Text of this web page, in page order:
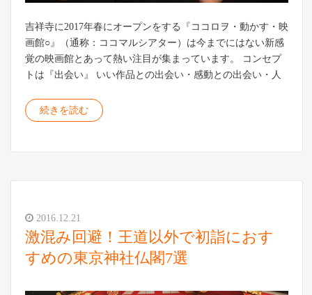
吉祥寺に2017年春にオープンをする『ココロヲ・動かす・映
画館○』（通称：ココマルシアター）は今までにはない新感
覚の映画館とあって熱い注目が集まっています。 コンセプ
トは『出会い』 いい作品との出会い・感動との出会い・人
続きを読む
2016.12.21
激混み回避！王道以外で初詣におす
すめの東京神社仏閣7選